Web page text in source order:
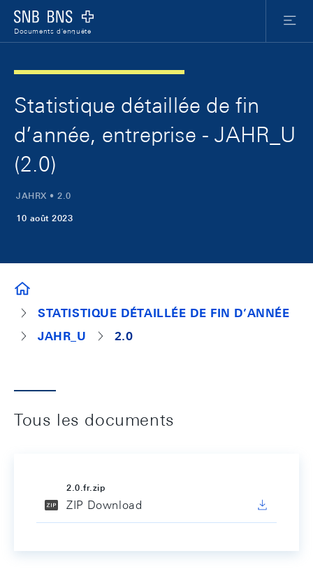
Logo
Documents d'enquête
Menu
Statistique détaillée de fin
d’année, entreprise - JAHR_U
(2.0)
JAHRX • 2.0
10 août 2023
DOCUMENTS D'ENQUÊTE
STATISTIQUE DÉTAILLÉE DE FIN D’ANNÉE
JAHR_U
2.0
Tous les documents
2.0.fr.zip
ZIP Download